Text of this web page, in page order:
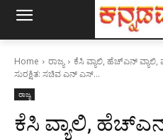
Home ರಾಜ್ಯ
ಕೆಸಿ ವ್ಯಾಲಿ, ಹೆಚ್ಎನ್ ವ್ಯಾಲಿ,
ಸುರಕ್ಷಿತ: ಸಚಿವ ಎನ್ ಎಸ್...
ರಾಜ್ಯ
ಕೆಸಿ ವ್ಯಾಲಿ,